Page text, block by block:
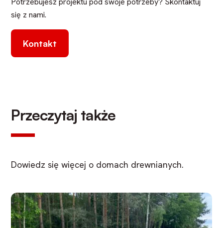
się z nami.
Kontakt
Przeczytaj także
Dowiedz się więcej o domach drewnianych.